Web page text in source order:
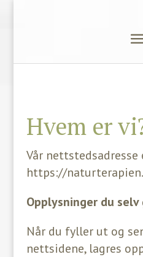
Hvem er
Vår nettstedsadresse
https://
Opplysninger du
Når du fyller ut og
nettsidene, lagres